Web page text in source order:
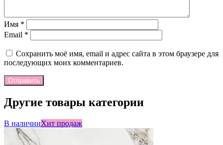
Имя *
Email *
Сохранить моё имя, email и адрес сайта в этом браузере для
последующих моих комментариев.
Отправить
Другие товары категории
В наличииХит продаж